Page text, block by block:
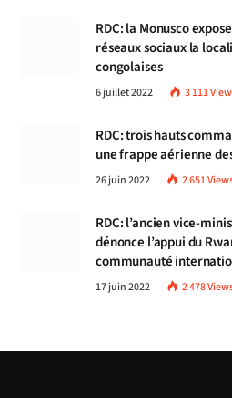
RDC: la Monusco
réseaux sociaux la
congolaises
6 juillet 2022 3 111
RDC: trois hauts
une frappe aérienne
26 juin 2022 2 651
RDC: l’ancien vice-
dénonce l’appui du
communauté
17 juin 2022 2 478